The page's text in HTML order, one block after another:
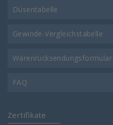
Düsentabelle
Gewinde-Vergleichstabelle
Warenrücksendungsformular
FAQ
Zertifikate